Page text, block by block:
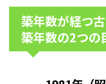
築年数が経つ
築年数の2つの